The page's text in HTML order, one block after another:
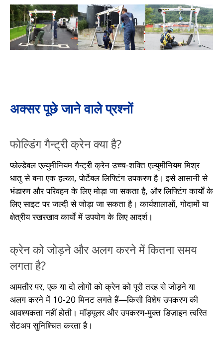
अक्सर पूछे जाने वाले प्रश्नों
फोल्डिंग गैन्ट्री क्रेन क्या है?
फोल्डेबल एल्युमीनियम गैन्ट्री क्रेन उच्च-शक्ति एल्युमीनियम मिश्र
धातु से बना एक हल्का, पोर्टेबल लिफ्टिंग उपकरण है। इसे आसानी से
भंडारण और परिवहन के लिए मोड़ा जा सकता है, और लिफ्टिंग कार्यों के
लिए साइट पर जल्दी से जोड़ा जा सकता है। कार्यशालाओं, गोदामों या
क्षेत्रीय रखरखाव कार्यों में उपयोग के लिए आदर्श।
क्रेन को जोड़ने और अलग करने में कितना समय
लगता है?
आमतौर पर, एक या दो लोगों को क्रेन को पूरी तरह से जोड़ने या
अलग करने में 10-20 मिनट लगते हैं—किसी विशेष उपकरण की
आवश्यकता नहीं होती। मॉड्यूलर और उपकरण-मुक्त डिज़ाइन त्वरित
सेटअप सुनिश्चित करता है।